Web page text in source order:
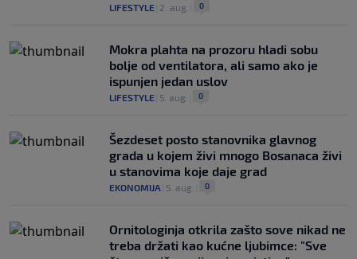
LIFESTYLE 2. aug. 0
Mokra plahta na prozoru hladi sobu
bolje od ventilatora, ali samo ako je
ispunjen jedan uslov
LIFESTYLE 5. aug. 0
Šezdeset posto stanovnika glavnog
grada u kojem živi mnogo Bosanaca živi
u stanovima koje daje grad
EKONOMIJA 5. aug. 0
Ornitologinja otkrila zašto sove nikad ne
treba držati kao kućne ljubimce: "Sve